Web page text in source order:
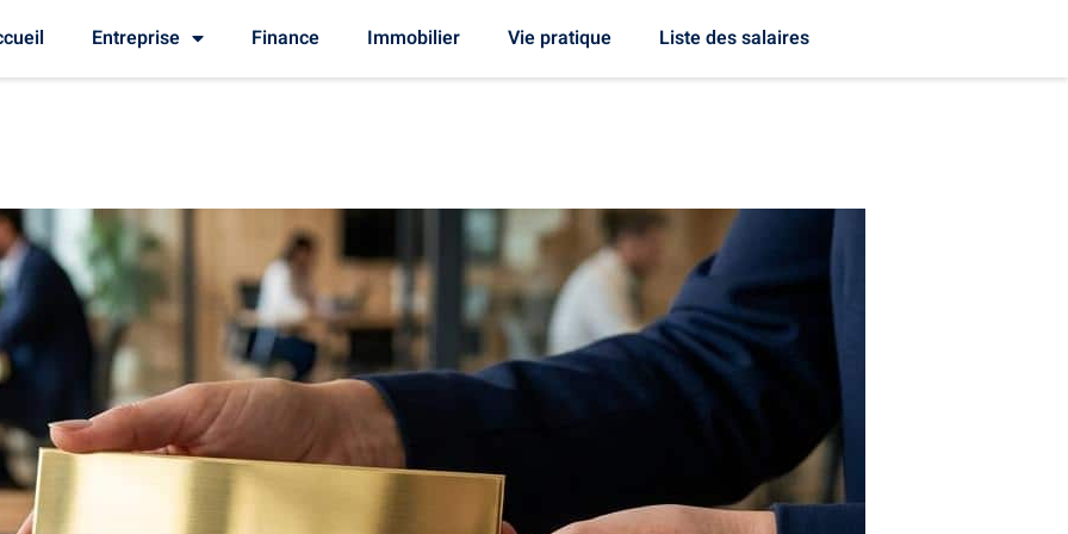
Entreprise Finance Immobilier Vie pratique Liste des salaires